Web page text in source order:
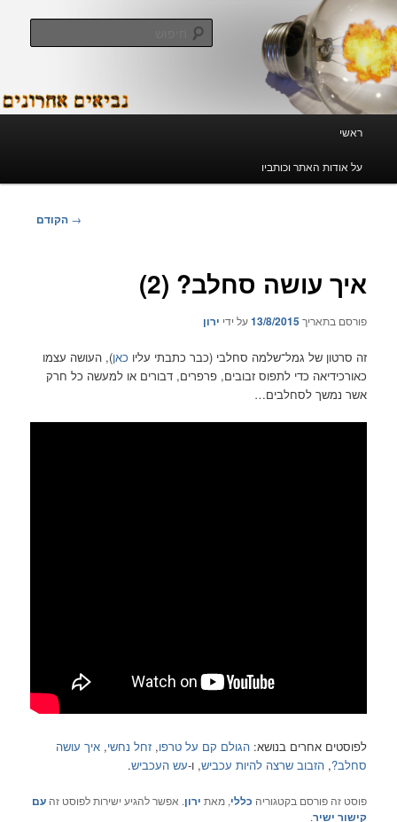
אחרונים
וכותביו
סחלב? (2)
13/8/2015 על ידיירון
גמל־שלמה סחלבי (כבר כתבתי עליוכאן), העושה עצמו
לתפוס זבובים, פרפרים, דבורים או למעשה כל חרק
בנושא:הגולם קם על טרפו,זחל נחשי,איך עושה
שרצה להיות עכביש, ו-עש העכביש.
בקטגוריה כללי, מאתירון. אפשר להגיע ישירות לפוסט זהעם